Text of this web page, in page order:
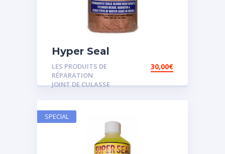
Hyper Seal
LES PRODUITS DE
RÉPARATION
JOINT DE CULASSE
30,00€
SPECIAL